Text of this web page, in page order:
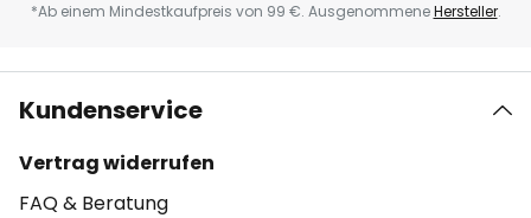
*Ab einem Mindestkaufpreis von 99 €. AusgenommeneHersteller.
Kundenservice
Vertrag widerrufen
FAQ & Beratung